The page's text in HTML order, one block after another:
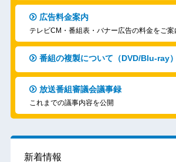
広告料金案内
テレビCM・番組表・バナー広告の料金をご案
番組の複製について（DVD/Blu-ray）
放送番組審議会議事録
これまでの議事内容を公開
新着情報